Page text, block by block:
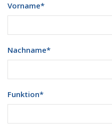
Vorname*
Nachname*
Funktion*